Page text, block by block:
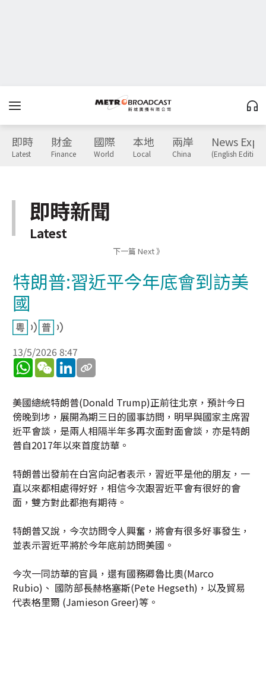
即時
Latest
財金
Finance
國際
World
本地
Local
兩岸
China
News
(English Edition)
即時新聞
Latest
下一篇 Next 》
特朗普:習近平今年底會到訪美
國
13/5/2026 8:47
WhatsApp
WeChatLinkedIn
美國總統特朗普(Donald Trump)正前往北京，預計今日
傍晚到埗，展開為期三日的國事訪問，明早與國家主席習
近平會談，是兩人相隔半年多再次面對面會談，亦是特朗
普自2017年以來首度訪華。
特朗普出發前在白宮向記者表示，習近平是他的朋友，一
直以來都相處得好好，相信今次跟習近平會有很好的會
面，雙方對此都抱有期待。
特朗普又說，今次訪問令人興奮，將會有很多好事發生，
並表示習近平將於今年底前訪問美國。
今次一同訪華的官員，還有國務卿魯比奧(Marco
Rubio)、 國防部長赫格塞斯(Pete Hegseth)，以及貿易
代表格里爾 (Jamieson Greer)等。